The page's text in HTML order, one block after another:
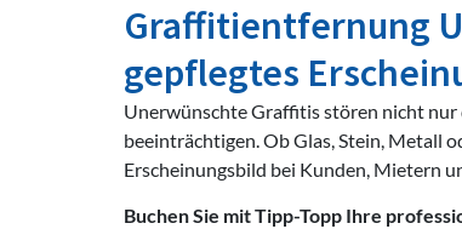
Graffitientfernung
gepflegtes
Unerwünschte Graffitis stören nicht
beeinträchtigen. Ob Glas, Stein, Metall
Erscheinungsbild bei Kunden, Mietern
Buchen Sie mit Tipp-Topp Ihre